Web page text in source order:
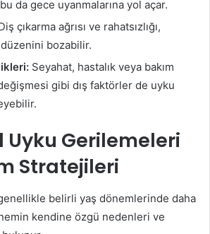
da gece uyanmalarına yol açar.
çıkarma ağrısı ve rahatsızlığı,
bozabilir.
Seyahat, hastalık veya bakım
gibi dış faktörler de uyku
Uyku Gerilemeleri
Stratejileri
belirli yaş dönemlerinde daha
kendine özgü nedenleri ve